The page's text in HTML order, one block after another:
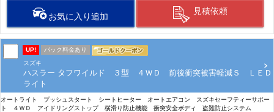
お気に入り追加
見積依頼
UP!
パック料金あり
スズキ
ハスラー タフワイルド ３型 ４ＷＤ 前後衝突被害軽減Ｓ ＬＥＤ
ライト
オートライト プッシュスタート シートヒーター オートエアコン スズキセーフティーサポー
ト ４ＷＤ アイドリングストップ 横滑り防止機能 衝突安全ボディ 盗難防止システム